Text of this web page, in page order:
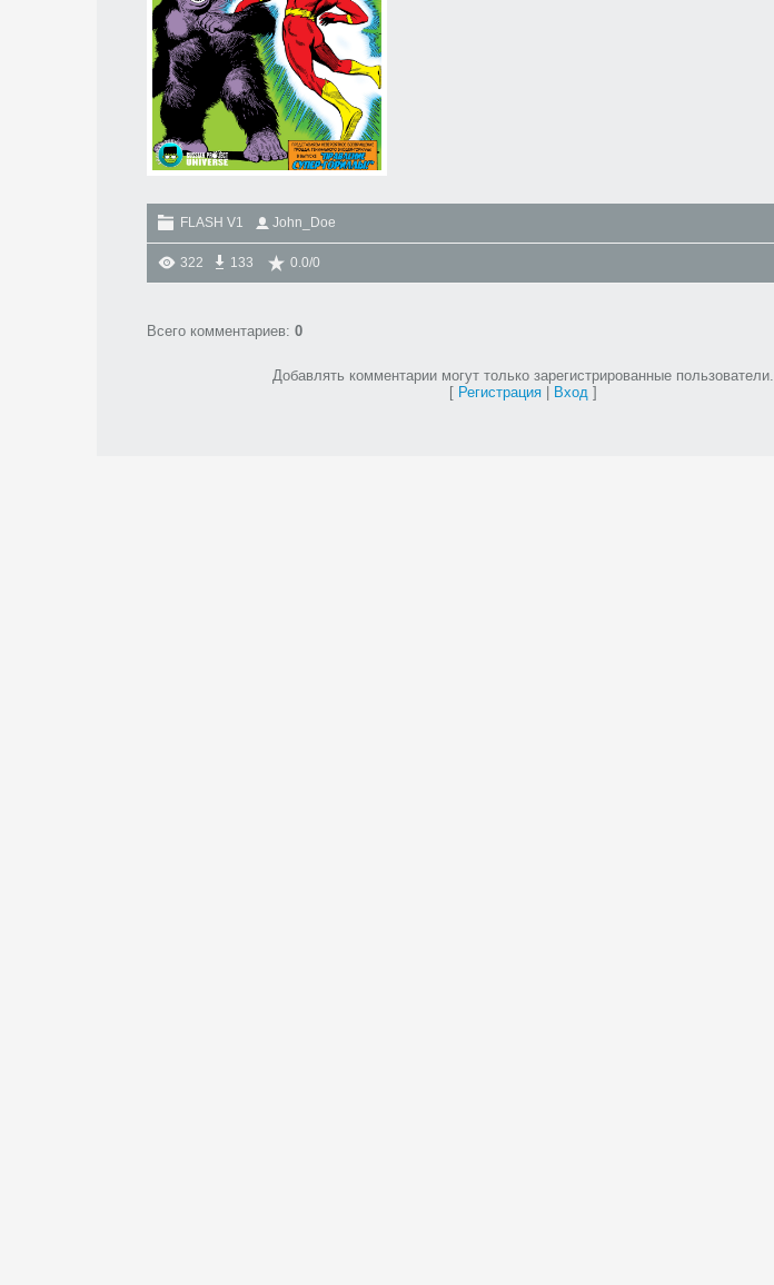
FLASH V1 John_Doe
322 133 0.0/0
Всего комментариев: 0
Добавлять комментарии могут только зарегистрированные пользователи.
[ Регистрация| Вход]